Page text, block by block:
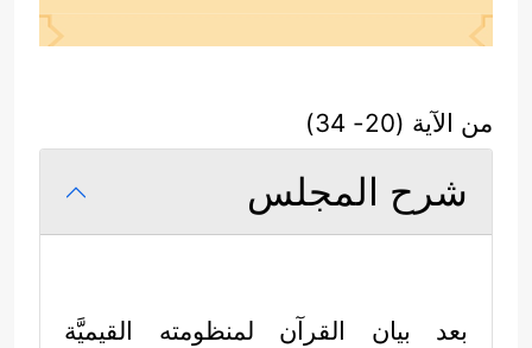
من الآية (20- 34)
شرح المجلس
بعد بيان القرآن لمنظومته القيميَّة